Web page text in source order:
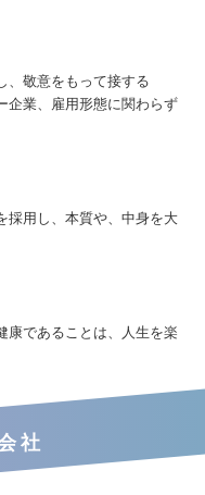
、敬意をもって接する
企業、雇用形態に関わらず
採用し、本質や、中身を大
康であることは、人生を楽
社